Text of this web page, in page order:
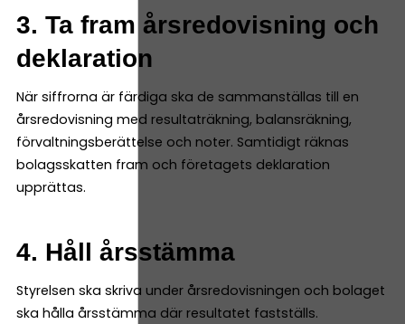
3. Ta fram årsredovisning och
deklaration
När siffrorna är färdiga ska de sammanställas till en
årsredovisning med resultaträkning, balansräkning,
förvaltningsberättelse och noter. Samtidigt räknas
bolagsskatten fram och företagets deklaration
upprättas.
4. Håll årsstämma
Styrelsen ska skriva under årsredovisningen och bolaget
ska hålla årsstämma där resultatet fastställs.